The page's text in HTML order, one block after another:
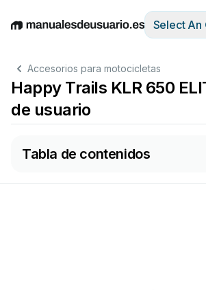
EnglishDeutschEspañolItaliano
Select An
Accesorios para motocicletas
Happy Trails KLR 650
de usuario
Tabla de contenidos